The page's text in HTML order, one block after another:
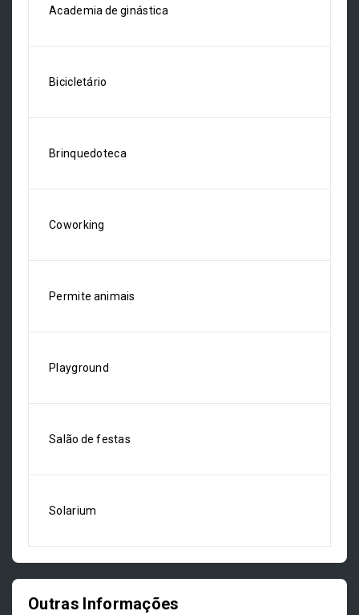
Academia de ginástica
Bicicletário
Brinquedoteca
Coworking
Permite animais
Playground
Salão de festas
Solarium
Outras Informações